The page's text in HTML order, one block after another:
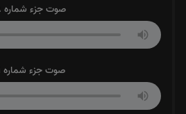
صوت جزء شماره 8
صوت جزء شماره 9